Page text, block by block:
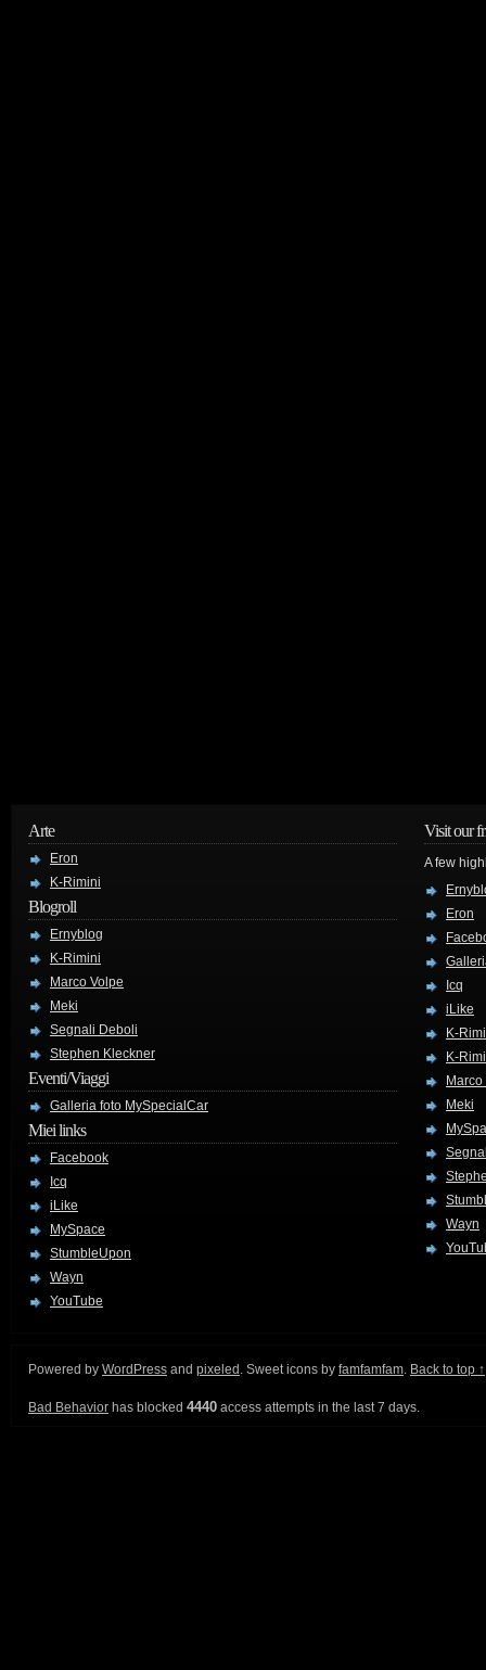
Arte
Eron
K-Rimini
Blogroll
Ernyblog
K-Rimini
Marco Volpe
Meki
Segnali Deboli
Stephen Kleckner
Eventi/Viaggi
Galleria foto MySpecialCar
Miei links
Facebook
Icq
iLike
MySpace
StumbleUpon
Wayn
YouTube
Visit our
A few
Eron
Icq
iLike
K-
K-
Meki
Wayn
Powered by WordPress and pixeled . Sweet icons by famfamfam. Back to top ↑
Bad Behavior has blocked 4440 access attempts in the last 7 days.